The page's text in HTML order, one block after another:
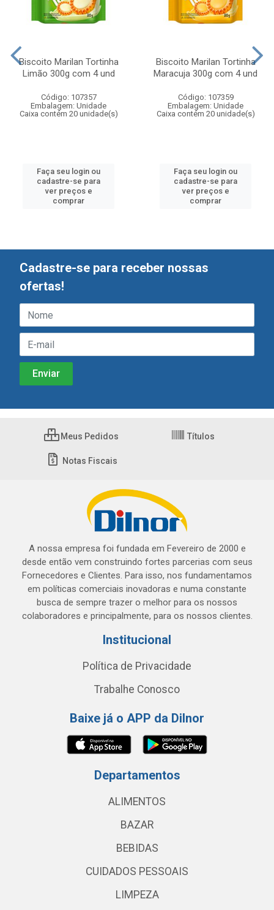
Biscoito Marilan Tortinha
Limão 300g com 4 und
Código: 107357
Embalagem: Unidade
Caixa contém 20 unidade(s)
Faça seu login ou
cadastre-se para
ver preços e
comprar
Biscoito Marilan Tortinha
Maracuja 300g com 4 und
Código: 107359
Embalagem: Unidade
Caixa contém 20 unidade(s)
Faça seu login ou
cadastre-se para
ver preços e
comprar
Cadastre-se para receber nossas
ofertas!
Meus Pedidos Títulos
Notas Fiscais
A nossa empresa foi fundada em Fevereiro de 2000 e
desde então vem construindo fortes parcerias com seus
Fornecedores e Clientes. Para isso, nos fundamentamos
em políticas comerciais inovadoras e numa constante
busca de sempre trazer o melhor para os nossos
colaboradores e principalmente, para os nossos clientes.
Institucional
Política de Privacidade
Trabalhe Conosco
Baixe já o APP da Dilnor
Departamentos
ALIMENTOS
BAZAR
BEBIDAS
CUIDADOS PESSOAIS
LIMPEZA